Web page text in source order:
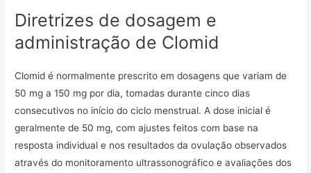
Diretrizes de dosagem e
administração de Clomid
Clomid é normalmente prescrito em dosagens que variam de
50 mg a 150 mg por dia, tomadas durante cinco dias
consecutivos no início do ciclo menstrual. A dose inicial é
geralmente de 50 mg, com ajustes feitos com base na
resposta individual e nos resultados da ovulação observados
através do monitoramento ultrassonográfico e avaliações dos